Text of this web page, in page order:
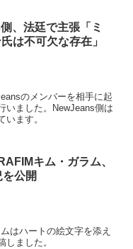
、法廷で主張「ミ
は不可欠な存在」
のメンバーを相手に起
いました。NewJeans側は
ます。
キム・ガラム、
公開
はハートの絵文字を添え
ました。